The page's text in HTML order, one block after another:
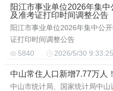
阳江市事业单位2026年集
及准考证打印时间调整公告
阳江市事业单位2026年集中公
证打印时间调整公告
5840
2026/5/30 9:33:25
中山常住人口新增7.77万人
中山市统计局、国家统计局中